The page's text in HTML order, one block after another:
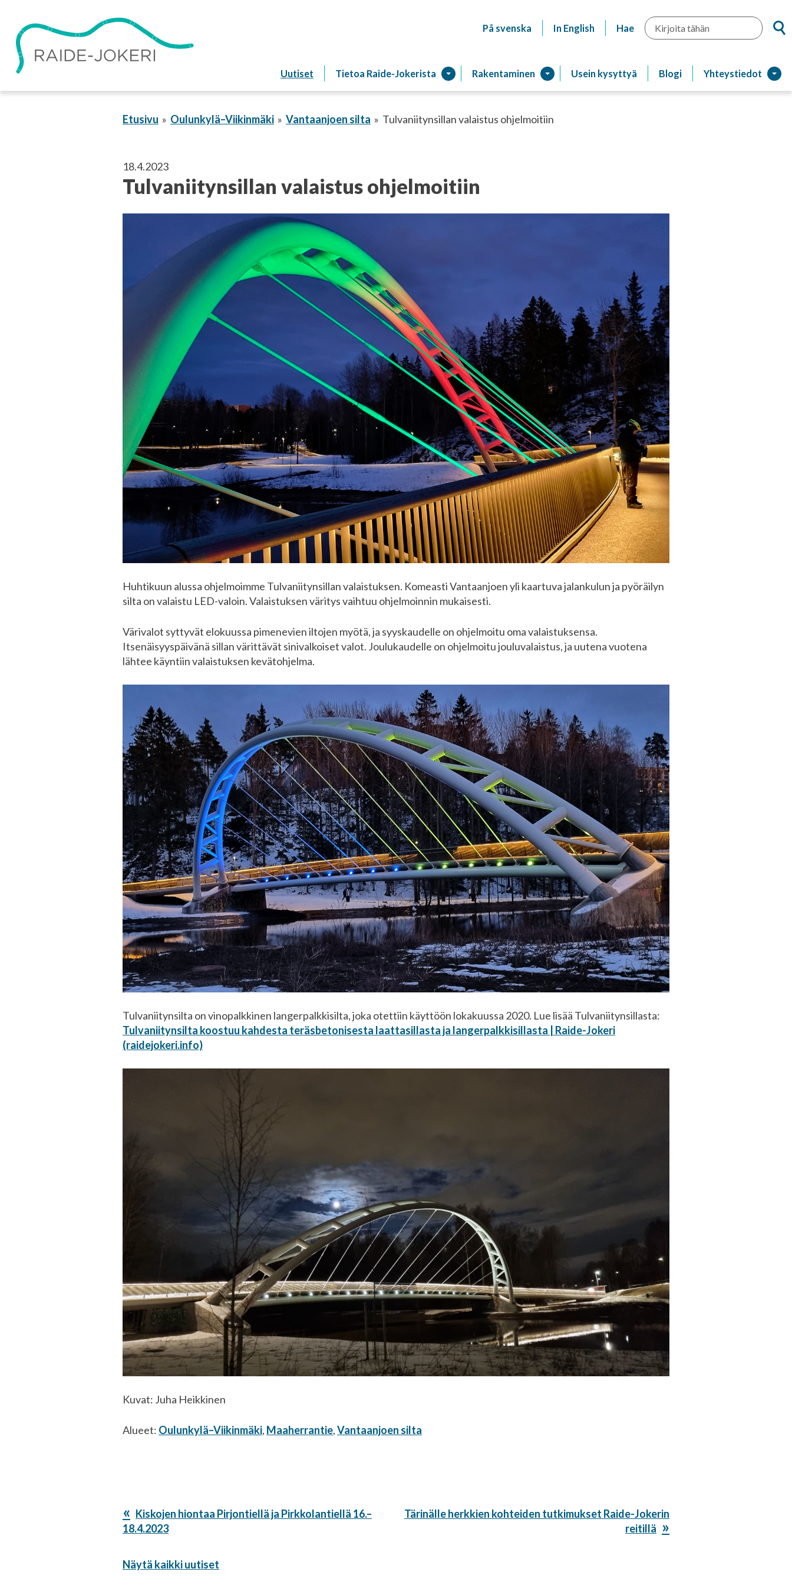
sisältöön
På svenska In English Hae Hae
Uutiset Tietoa Raide-Jokerista Raitiotien
Rakentaminen Usein kysyttyä Blogi Yhteystiedot
Etusivu Oulunkylä–Viikinmäki Vantaanjoen silta Tulvaniitynsillan valaistus ohjelmoitiin
18.4.2023
Tulvaniitynsillan valaistus ohjelmoitiin
Huhtikuun alussa ohjelmoimme Tulvaniitynsillan valaistuksen. Komeasti Vantaanjoen yli kaartuva jalankulun ja pyöräilyn
silta on valaistu LED-valoin. Valaistuksen väritys vaihtuu ohjelmoinnin mukaisesti.
Värivalot syttyvät elokuussa pimenevien iltojen myötä, ja syyskaudelle on ohjelmoitu oma valaistuksensa.
Itsenäisyyspäivänä sillan värittävät sinivalkoiset valot. Joulukaudelle on ohjelmoitu jouluvalaistus, ja uutena vuotena
lähtee käyntiin valaistuksen kevätohjelma.
Tulvaniitynsilta on vinopalkkinen langerpalkkisilta, joka otettiin käyttöön lokakuussa 2020. Lue lisää Tulvaniitynsillasta:
Tulvaniitynsilta koostuu kahdesta teräsbetonisesta laattasillasta ja langerpalkkisillasta | Raide-Jokeri
(raidejokeri.info)
Kuvat: Juha Heikkinen
Alueet: Oulunkylä–Viikinmäki, Maaherrantie,Vantaanjoen silta
Edellinen
artikkeli:
Kiskojen hiontaa Pirjontiellä ja Pirkkolantiellä 16.–
18.4.2023
Seuraava
Tärinälle herkkien kohteiden tutkimukset Raide-Jokerin
reitillä
Näytä kaikki uutiset